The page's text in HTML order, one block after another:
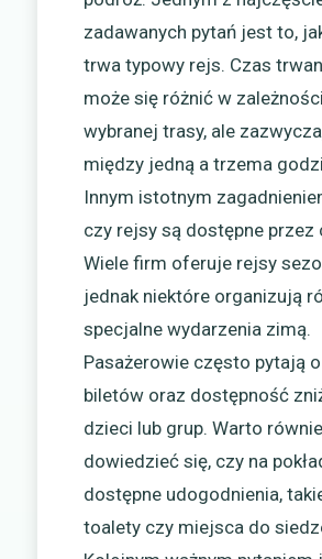
zadawanych pytań jest to,
trwa typowy rejs. Czas
może się różnić w
wybranej trasy, ale
między jedną a trzema
Innym istotnym
czy rejsy są dostępne przez
Wiele firm oferuje rejsy
jednak niektóre organizują
specjalne wydarzenia zimą.
Pasażerowie często pytają
biletów oraz dostępność
dzieci lub grup. Warto
dowiedzieć się, czy na
dostępne udogodnienia,
toalety czy miejsca do